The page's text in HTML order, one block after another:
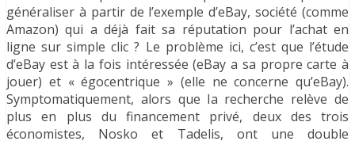
généraliser à partir de l’exemple d’eBay, société (comme
Amazon) qui a déjà fait sa réputation pour l’achat en
ligne sur simple clic ? Le problème ici, c’est que l’étude
d’eBay est à la fois intéressée (eBay a sa propre carte à
jouer) et « égocentrique » (elle ne concerne qu’eBay).
Symptomatiquement, alors que la recherche relève de
plus en plus du financement privé, deux des trois
économistes, Nosko et Tadelis, ont une double